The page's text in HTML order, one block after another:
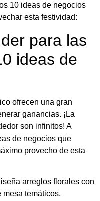
10 ideas de negocios
esta festividad:
para las
ideas de
ofrecen una gran
ganancias. ¡La
son infinitos! A
de negocios que
provecho de esta
arreglos florales con
mesa temáticos,